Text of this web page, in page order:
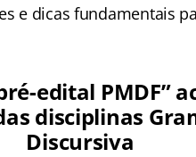
e dicas fundamentais
edital PMDF”
disciplinas
Discursiva